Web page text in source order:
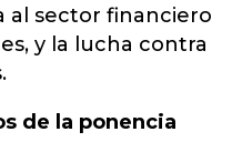
al sector financiero
y la lucha contra
de la ponencia